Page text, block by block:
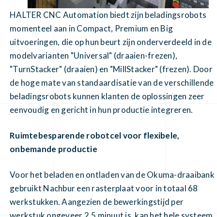
HALTER CNC Automation biedt zijn beladingsrobots
momenteel aan in Compact, Premium en Big
uitvoeringen, die op hun beurt zijn onderverdeeld in de
modelvarianten "Universal" (draaien-frezen),
"TurnStacker" (draaien) en "MillStacker" (frezen). Door
de hoge mate van standaardisatie van de verschillende
beladingsrobots kunnen klanten de oplossingen zeer
eenvoudig en gericht in hun productie integreren.
Ruimtebesparende robotcel voor flexibele,
onbemande productie
Voor het beladen en ontladen van de Okuma-draaibank
gebruikt Nachbur een rasterplaat voor in totaal 68
werkstukken. Aangezien de bewerkingstijd per